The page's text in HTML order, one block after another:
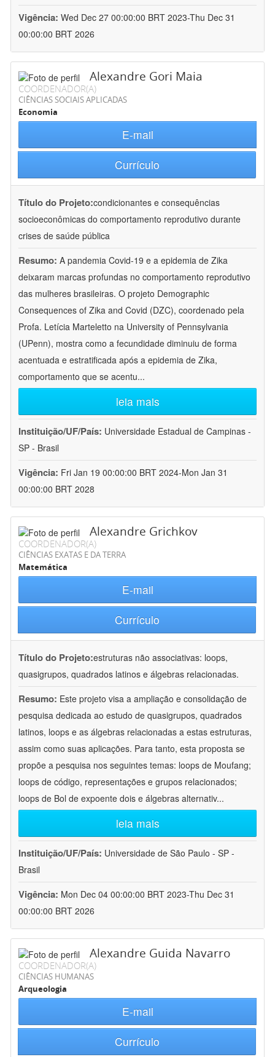
Vigência: Wed Dec 27 00:00:00 BRT 2023-Thu Dec 31
00:00:00 BRT 2026
Alexandre Gori Maia
COORDENADOR(A)
CIÊNCIAS SOCIAIS APLICADAS
Economia
E-mail
Currículo
Título do Projeto:condicionantes e consequências
socioeconômicas do comportamento reprodutivo durante
crises de saúde pública
Resumo: A pandemia Covid-19 e a epidemia de Zika
deixaram marcas profundas no comportamento reprodutivo
das mulheres brasileiras. O projeto Demographic
Consequences of Zika and Covid (DZC), coordenado pela
Profa. Letícia Marteletto na University of Pennsylvania
(UPenn), mostra como a fecundidade diminuiu de forma
acentuada e estratificada após a epidemia de Zika,
comportamento que se acentu...
leia mais
Instituição/UF/País: Universidade Estadual de Campinas -
SP - Brasil
Vigência: Fri Jan 19 00:00:00 BRT 2024-Mon Jan 31
00:00:00 BRT 2028
Alexandre Grichkov
COORDENADOR(A)
CIÊNCIAS EXATAS E DA TERRA
Matemática
E-mail
Currículo
Título do Projeto:estruturas não associativas: loops,
quasigrupos, quadrados latinos e álgebras relacionadas.
Resumo: Este projeto visa a ampliação e consolidação de
pesquisa dedicada ao estudo de quasigrupos, quadrados
latinos, loops e as álgebras relacionadas a estas estruturas,
assim como suas aplicações. Para tanto, esta proposta se
propõe a pesquisa nos seguintes temas: loops de Moufang;
loops de código, representações e grupos relacionados;
loops de Bol de expoente dois e álgebras alternativ...
leia mais
Instituição/UF/País: Universidade de São Paulo - SP -
Brasil
Vigência: Mon Dec 04 00:00:00 BRT 2023-Thu Dec 31
00:00:00 BRT 2026
Alexandre Guida Navarro
COORDENADOR(A)
CIÊNCIAS HUMANAS
Arqueologia
E-mail
Currículo